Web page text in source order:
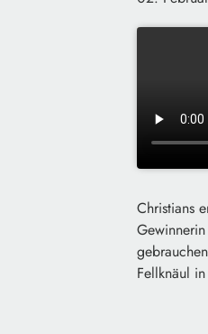
Christians
Fellknäul